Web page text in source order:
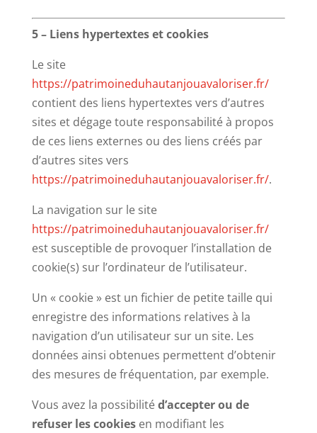
5 – Liens hypertextes et cookies
Le site
https://patrimoineduhautanjouavaloriser.fr/
contient des liens hypertextes vers d’autres
sites et dégage toute responsabilité à propos
de ces liens externes ou des liens créés par
d’autres sites vers
https://patrimoineduhautanjouavaloriser.fr/.
La navigation sur le site
https://patrimoineduhautanjouavaloriser.fr/
est susceptible de provoquer l’installation de
cookie(s) sur l’ordinateur de l’utilisateur.
Un « cookie » est un fichier de petite taille qui
enregistre des informations relatives à la
navigation d’un utilisateur sur un site. Les
données ainsi obtenues permettent d’obtenir
des mesures de fréquentation, par exemple.
Vous avez la possibilitéd’accepter ou de
refuser les cookiesen modifiant les